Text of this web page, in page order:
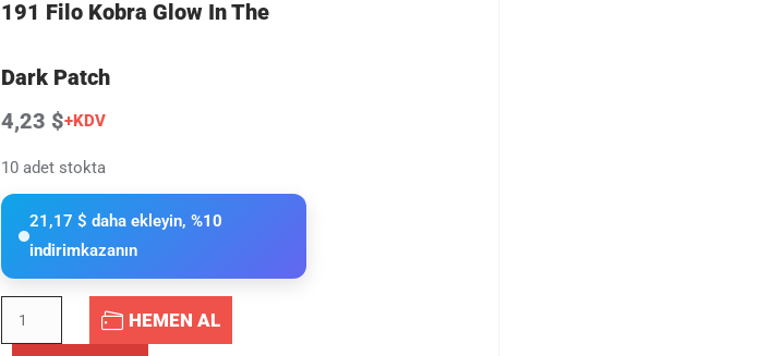
191 Filo Kobra Glow In The
Dark Patch
4,23 $+KDV
10 adet stokta
21,17 $ daha ekleyin, %10
indirimkazanın
HEMEN AL